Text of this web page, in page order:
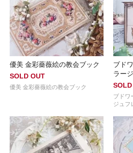
優美 金彩薔薇絵の教会ブック
SOLD OUT
優美 金彩薔薇絵の教会ブック
ブド
ラー
ブドワ
ジュフ